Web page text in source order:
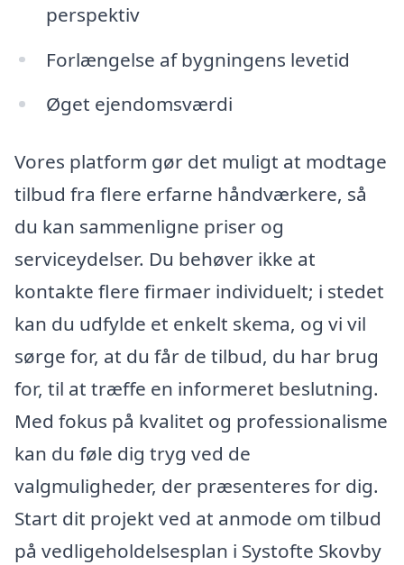
perspektiv
Forlængelse af bygningens levetid
Øget ejendomsværdi
Vores platform gør det muligt at modtage
tilbud fra flere erfarne håndværkere, så
du kan sammenligne priser og
serviceydelser. Du behøver ikke at
kontakte flere firmaer individuelt; i stedet
kan du udfylde et enkelt skema, og vi vil
sørge for, at du får de tilbud, du har brug
for, til at træffe en informeret beslutning.
Med fokus på kvalitet og professionalisme
kan du føle dig tryg ved de
valgmuligheder, der præsenteres for dig.
Start dit projekt ved at anmode om tilbud
på vedligeholdelsesplan i Systofte Skovby